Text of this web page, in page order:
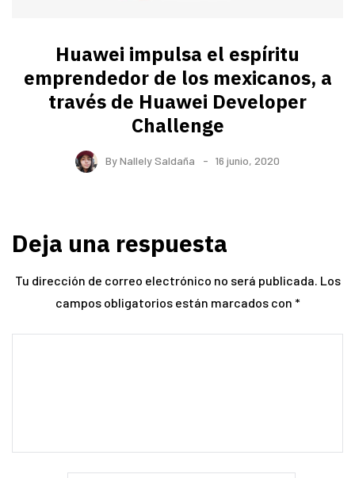
Huawei impulsa el espíritu
emprendedor de los mexicanos, a
través de Huawei Developer
Challenge
ByNallely Saldaña 16 junio, 2020
Deja una respuesta
Tu dirección de correo electrónico no será publicada. Los
campos obligatorios están marcados con *